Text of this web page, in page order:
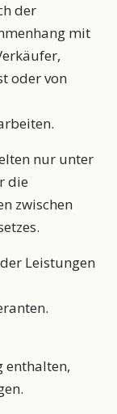
der
mit
oder von
nur unter
die
zwischen
Leistungen
enthalten,